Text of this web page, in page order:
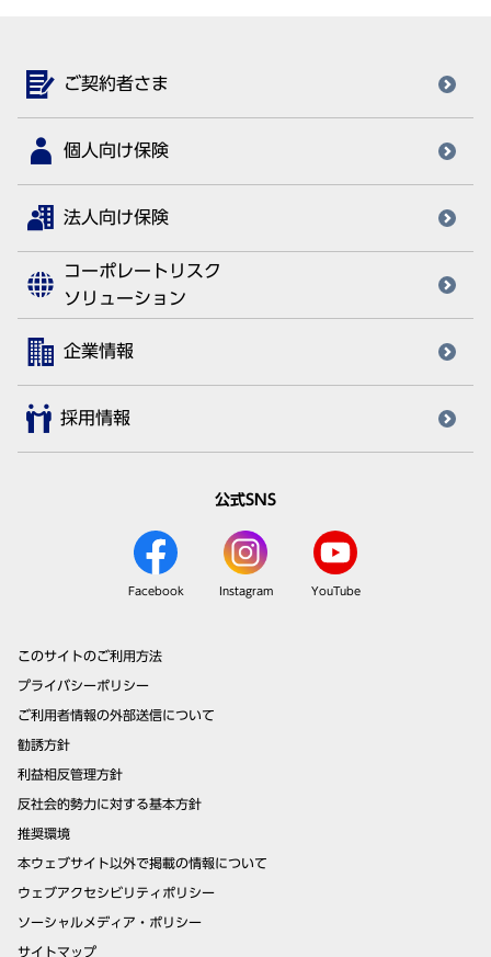
ご契約者さま
個人向け保険
法人向け保険
コーポレートリスク
ソリューション
企業情報
採用情報
公式SNS
Facebook Instagram YouTube
このサイトのご利用方法
プライバシーポリシー
ご利用者情報の外部送信について
勧誘方針
利益相反管理方針
反社会的勢力に対する基本方針
推奨環境
本ウェブサイト以外で掲載の情報について
ウェブアクセシビリティポリシー
ソーシャルメディア・ポリシー
サイトマップ